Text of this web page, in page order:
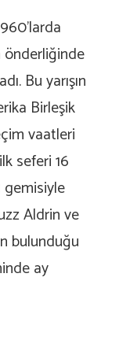
önderliğinde
Bu yarışın
Birleşik
vaatleri
seferi 16
gemisiyle
Aldrin ve
bulunduğu
ay